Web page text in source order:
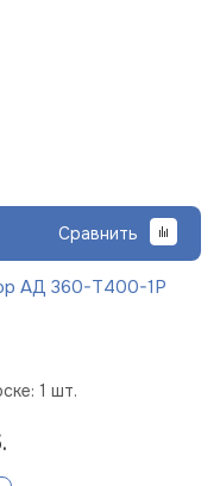
Сравнить
АД 360-Т400-1Р
1 шт.